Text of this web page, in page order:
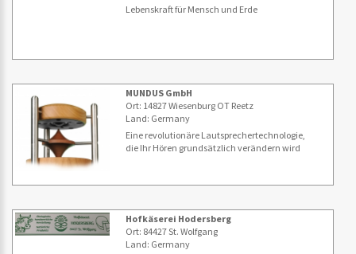
Lebenskraft für Mensch und Erde
MUNDUS GmbH
Ort: 14827 Wiesenburg OT Reetz
Land: Germany
Eine revolutionäre Lautsprechertechnologie,
die Ihr Hören grundsätzlich verändern wird
Hofkäserei Hodersberg
Ort: 84427 St. Wolfgang
Land: Germany